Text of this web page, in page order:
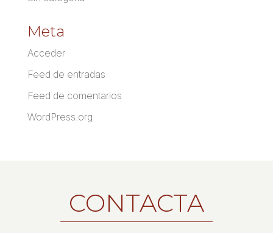
Meta
Acceder
Feed de entradas
Feed de comentarios
WordPress.org
CONTACTA